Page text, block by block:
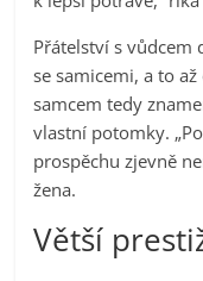
Přátelství s vůdcem
se samicemi, a to
samcem tedy
vlastní potomky.
prospěchu zjevně
žena.
Větší